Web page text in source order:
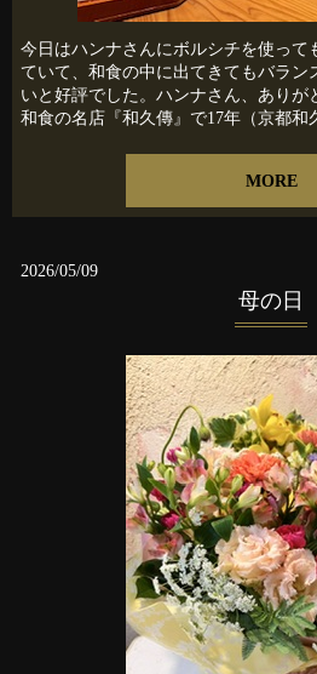
今日はハンナさんにボルシチを使って
ていて、和食の中に出てきてもバラン
いと好評でした。ハンナさん、ありが
和食の名店『和久傳』で17年（京都
MORE
2026/05/09
母の日